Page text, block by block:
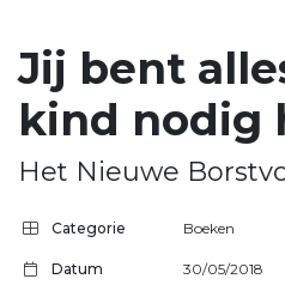
Jij bent
kind nodig
Het Nieuwe
Categorie Boeken
Datum 30/05/2018